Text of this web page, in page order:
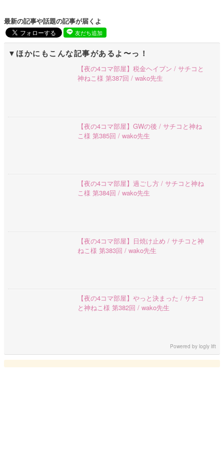
最新の記事や話題の記事が届くよ
友だち追加
ほかにもこんな記事があるよ〜っ！
【夜の4コマ部屋】税金ヘイブン / サチコと
神ねこ様 第387回 / wako先生
【夜の4コマ部屋】GWの後 / サチコと神ね
こ様 第385回 / wako先生
【夜の4コマ部屋】過ごし方 / サチコと神ね
こ様 第384回 / wako先生
【夜の4コマ部屋】日焼け止め / サチコと神
ねこ様 第383回 / wako先生
【夜の4コマ部屋】やっと決まった / サチコ
と神ねこ様 第382回 / wako先生
Powered bylogly lift